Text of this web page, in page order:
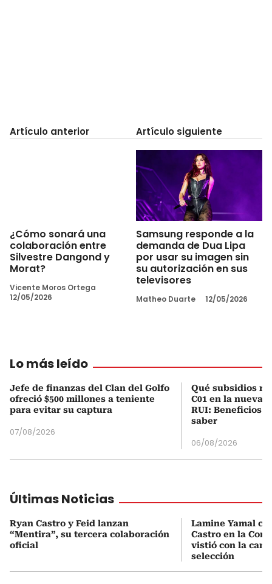
Artículo anterior
¿Cómo sonará una
colaboración entre
Silvestre Dangond y
Morat?
Vicente Moros Ortega
12/05/2026
Artículo siguiente
Samsung responde a la
demanda de Dua Lipa
por usar su imagen sin
su autorización en sus
televisores
Matheo Duarte 12/05/2026
Lo más leído
Jefe de finanzas del Clan del Golfo
ofreció $500 millones a teniente
para evitar su captura
07/08/2026
Qué subsidios
C01 en la nueva
RUI: Beneficios
saber
06/08/2026
Últimas Noticias
Ryan Castro y Feid lanzan
“Mentira”, su tercera colaboración
oficial
Lamine Yamal
Castro en la
vistió con la
selección